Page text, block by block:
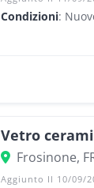
Condizioni:
Vetro
Frosinone,
Aggiunto Il 10/09/